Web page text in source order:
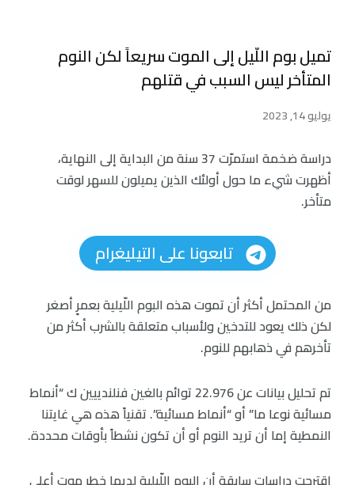
تميل بوم اللّيل إلى الموت سريعاً لكن النوم
المتأخر ليس السبب في قتلهم
يوليو 14, 2023
دراسة ضخمة استمرّت 37 سنة من البداية إلى النهاية،
أظهرت شيء ما حول أولئك الذين يميلون للسهر لوقت
متأخر.
تابعونا على التيليغرام
من المحتمل أكثر أن تموت هذه البوم اللّيلية بعمرٍ أصغر
لكن ذلك يعود للتدخين ولأسباب متعلقة بالشرب أكثر من
تأخرهم في ذهابهم للنوم.
تم تحليل بيانات عن 22.976 توائم بالغين فنلندييين ك “أنماط
مسائية نوعا ما” أو “أنماط مسائية”. تقنياً هذه هي غايتنا
النمطية إما أن تريد النوم أو أن تكون نشطاً بأوقات محددة.